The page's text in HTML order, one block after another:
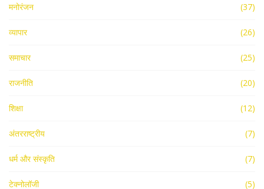
मनोरंजन (37)
व्यापार (26)
समाचार (25)
राजनीति (20)
शिक्षा (12)
अंतरराष्ट्रीय (7)
धर्म और संस्कृति (7)
टेक्नोलॉजी (5)